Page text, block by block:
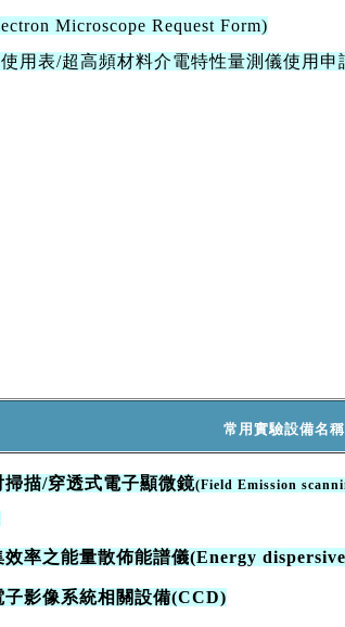
Microscope Request Form)
用表/超高頻材料介電特性量測儀使用申
常用實驗設備名
掃描/穿透式電子顯微鏡(Field Emission
效率之能量散佈能譜儀(Energy
子影像系統相關設備(CCD)